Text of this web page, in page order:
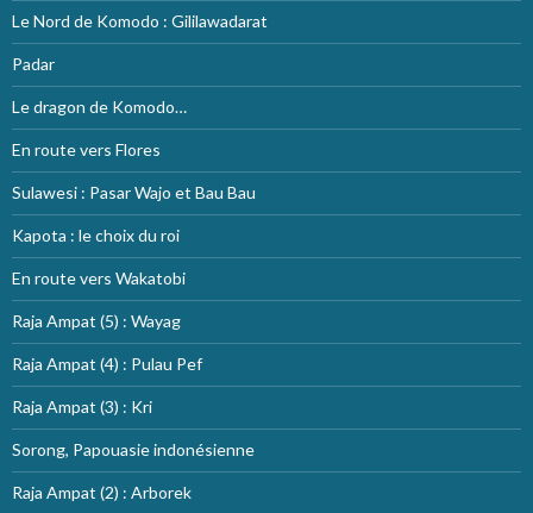
Le Nord de Komodo : Gililawadarat
Padar
Le dragon de Komodo…
En route vers Flores
Sulawesi : Pasar Wajo et Bau Bau
Kapota : le choix du roi
En route vers Wakatobi
Raja Ampat (5) : Wayag
Raja Ampat (4) : Pulau Pef
Raja Ampat (3) : Kri
Sorong, Papouasie indonésienne
Raja Ampat (2) : Arborek